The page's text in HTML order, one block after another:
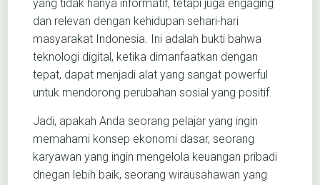
yang tidak hanya informatif, tetapi juga engaging
dan relevan dengan kehidupan sehari-hari
masyarakat Indonesia. Ini adalah bukti bahwa
teknologi digital, ketika dimanfaatkan dengan
tepat, dapat menjadi alat yang sangat powerful
untuk mendorong perubahan sosial yang positif.
Jadi, apakah Anda seorang pelajar yang ingin
memahami konsep ekonomi dasar, seorang
karyawan yang ingin mengelola keuangan pribadi
dnegan lebih baik, seorang wirausahawan yang